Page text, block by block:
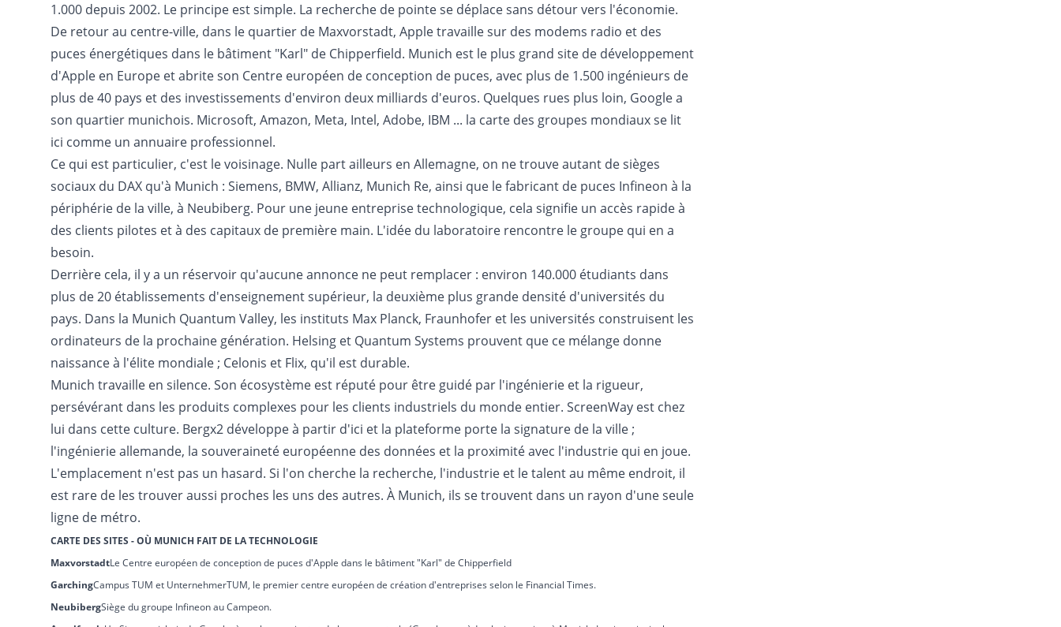
1.000 depuis 2002. Le principe est simple. La recherche de pointe se déplace sans détour vers l'économie.
De retour au centre-ville, dans le quartier de Maxvorstadt, Apple travaille sur des modems radio et des
puces énergétiques dans le bâtiment "Karl" de Chipperfield. Munich est le plus grand site de développement
d'Apple en Europe et abrite son Centre européen de conception de puces, avec plus de 1.500 ingénieurs de
plus de 40 pays et des investissements d'environ deux milliards d'euros. Quelques rues plus loin, Google a
son quartier munichois. Microsoft, Amazon, Meta, Intel, Adobe, IBM ... la carte des groupes mondiaux se lit
ici comme un annuaire professionnel.
Ce qui est particulier, c'est le voisinage. Nulle part ailleurs en Allemagne, on ne trouve autant de sièges
sociaux du DAX qu'à Munich : Siemens, BMW, Allianz, Munich Re, ainsi que le fabricant de puces Infineon à la
périphérie de la ville, à Neubiberg. Pour une jeune entreprise technologique, cela signifie un accès rapide à
des clients pilotes et à des capitaux de première main. L'idée du laboratoire rencontre le groupe qui en a
besoin.
Derrière cela, il y a un réservoir qu'aucune annonce ne peut remplacer : environ 140.000 étudiants dans
plus de 20 établissements d'enseignement supérieur, la deuxième plus grande densité d'universités du
pays. Dans la Munich Quantum Valley, les instituts Max Planck, Fraunhofer et les universités construisent les
ordinateurs de la prochaine génération. Helsing et Quantum Systems prouvent que ce mélange donne
naissance à l'élite mondiale ; Celonis et Flix, qu'il est durable.
Munich travaille en silence. Son écosystème est réputé pour être guidé par l'ingénierie et la rigueur,
persévérant dans les produits complexes pour les clients industriels du monde entier. ScreenWay est chez
lui dans cette culture. Bergx2 développe à partir d'ici et la plateforme porte la signature de la ville ;
l'ingénierie allemande, la souveraineté européenne des données et la proximité avec l'industrie qui en joue.
L'emplacement n'est pas un hasard. Si l'on cherche la recherche, l'industrie et le talent au même endroit, il
est rare de les trouver aussi proches les uns des autres. À Munich, ils se trouvent dans un rayon d'une seule
ligne de métro.
CARTE DES SITES - OÙ MUNICH FAIT DE LA TECHNOLOGIE
MaxvorstadtLe Centre européen de conception de puces d'Apple dans le bâtiment "Karl" de Chipperfield
GarchingCampus TUM et UnternehmerTUM, le premier centre européen de création d'entreprises selon le Financial Times.
NeubibergSiège du groupe Infineon au Campeon.